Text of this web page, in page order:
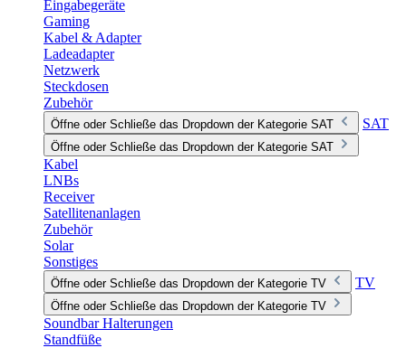
Eingabegeräte
Gaming
Kabel & Adapter
Ladeadapter
Netzwerk
Steckdosen
Zubehör
Öffne oder Schließe das Dropdown der Kategorie SAT SAT
Öffne oder Schließe das Dropdown der Kategorie SAT
Kabel
LNBs
Receiver
Satellitenanlagen
Zubehör
Solar
Sonstiges
Öffne oder Schließe das Dropdown der Kategorie TV TV
Öffne oder Schließe das Dropdown der Kategorie TV
Soundbar Halterungen
Standfüße